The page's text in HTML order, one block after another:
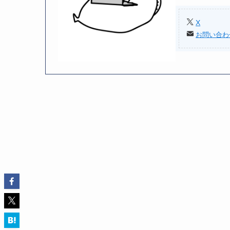
X
お問い合